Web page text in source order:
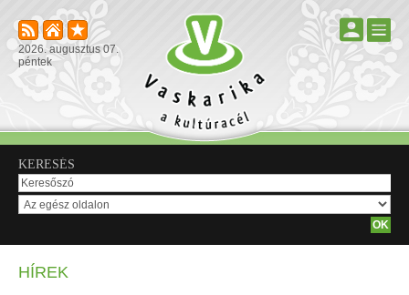
2026. augusztus 07.
péntek
KERESÉS
HÍREK